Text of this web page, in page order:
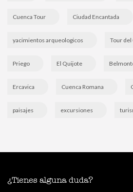
Cuenca Tour Ciudad Encantada
yacimientos arqueologicos Tour del
Priego El Quijote
Ercavica Cuenca Romana
paisajes excursiones
¿Tienes alguna duda?